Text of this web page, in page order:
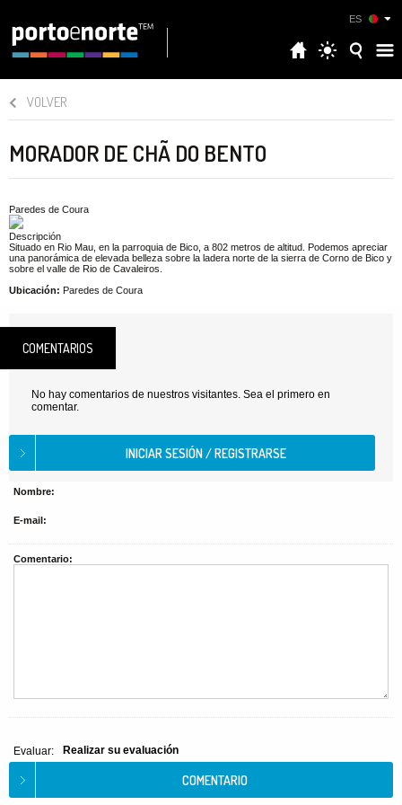
ES
VOLVER
MORADOR DE CHÃ DO BENTO
Paredes de Coura
Descripción
Situado en Rio Mau, en la parroquia de Bico, a 802 metros de altitud. Podemos apreciar
una panorámica de elevada belleza sobre la ladera norte de la sierra de Corno de Bico y
sobre el valle de Rio de Cavaleiros.
Ubicación: Paredes de Coura
COMENTARIOS
No hay comentarios de nuestros visitantes. Sea el primero en
comentar.
Nombre:
E-mail:
Comentario:
Evaluar: Realizar su evaluación